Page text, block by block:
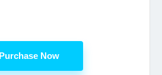
Purchase Now